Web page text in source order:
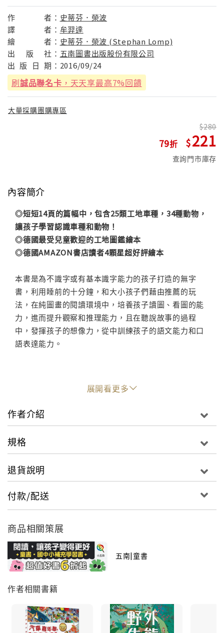
作 者： 史蒂芬．榮波
譯
者： 牟羿達
繪
者： 史蒂芬．榮波 (Stephan Lomp)
出
版 社： 五南圖書出版股份有限公司
出 版 日 期： 2016/09/24
刷誠品聯名卡 ，天天享最高7%回饋
大量採購團購專區
79
280
221
查詢門市庫存
內容簡介
◎短短14頁的篇幅中，包含25類工地車種，34種動物，
讓孩子學習認識車種和動物！
◎德國最受兒童歡迎的工地圖鑑繪本
◎德國AMAZON書店讀者4顆星超好評繪本
本書是為不識字或有基本識字能力的孩子打造的無字
書，利用睡前的十分鐘，和大小孩子們藉由推薦的玩
法，在純圖畫的閱讀環境中，培養孩子讀圖、看圖的能
力，進而提升觀察和推理能力，且在聽說故事的過程
中，發揮孩子的想像力，從中訓練孩子的語文能力和口
語表達能力。
戴上工地帽、穿上橡膠靴，開工啦！
為了蓋新家，舊農場的拆除工程就此展開！挖土機、推
土機、混凝土攪拌機與龐大的起重機，各種機具皆已準
也不可少，工地全年無休辛勤作工，直到新家大功告
展開看更多
作者介紹
規格
退貨說明
付款/配送
商品相關策展
五南|童書
作者相關書籍